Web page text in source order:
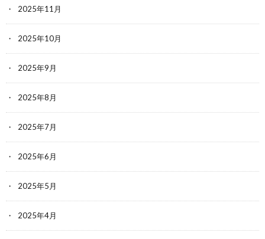
2025年11月
2025年10月
2025年9月
2025年8月
2025年7月
2025年6月
2025年5月
2025年4月